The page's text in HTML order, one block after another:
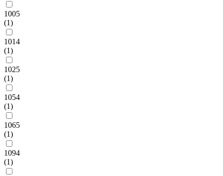
1005
(1)
1014
(1)
1025
(1)
1054
(1)
1065
(1)
1094
(1)